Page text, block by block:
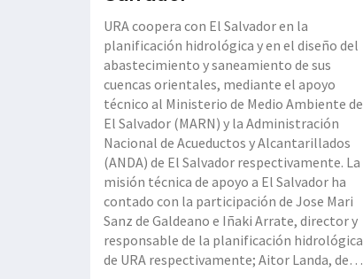
URA coopera con El Salvador en la
planificación hidrológica y en el diseño del
abastecimiento y saneamiento de sus
cuencas orientales, mediante el apoyo
técnico al Ministerio de Medio Ambiente de
El Salvador (MARN) y la Administración
Nacional de Acueductos y Alcantarillados
(ANDA) de El Salvador respectivamente. La
misión técnica de apoyo a El Salvador ha
contado con la participación de Jose Mari
Sanz de Galdeano e Iñaki Arrate, director y
responsable de la planificación hidrológica
de URA respectivamente; Aitor Landa, de